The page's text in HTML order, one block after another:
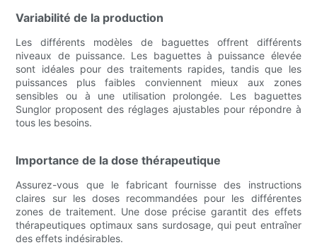
Variabilité de la production
Les différents modèles de baguettes offrent différents
niveaux de puissance. Les baguettes à puissance élevée
sont idéales pour des traitements rapides, tandis que les
puissances plus faibles conviennent mieux aux zones
sensibles ou à une utilisation prolongée. Les baguettes
Sunglor proposent des réglages ajustables pour répondre à
tous les besoins.
Importance de la dose thérapeutique
Assurez-vous que le fabricant fournisse des instructions
claires sur les doses recommandées pour les différentes
zones de traitement. Une dose précise garantit des effets
thérapeutiques optimaux sans surdosage, qui peut entraîner
des effets indésirables.